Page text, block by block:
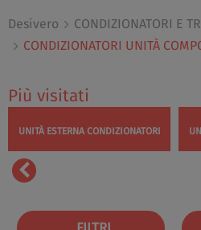
Desivero
CONDIZIONATORI E
CONDIZIONATORI UNITÀ
Più visitati
UNITÀ ESTERNA CONDIZIONATORI